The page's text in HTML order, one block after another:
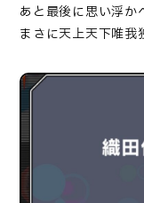
あと最後に思い浮か
まさに天上天下唯我